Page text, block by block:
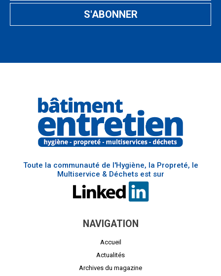
Toute la communauté de l'Hygiène, la Propreté, le
Multiservice & Déchets est sur
NAVIGATION
Accueil
Actualités
Archives du magazine